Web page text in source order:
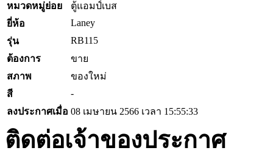
หมวดหมู่ย่อย
ตู้แอมป์เบส
ยี่ห้อ
Laney
รุ่น
RB115
ต้องการ
ขาย
สภาพ
ของใหม่
สี
-
ลงประกาศเมื่อ 08 เมษายน 2566 เวลา 15:55:33
ติดต่อเจ้าของประกาศ